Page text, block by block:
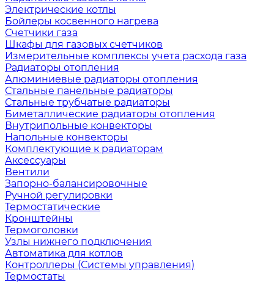
Электрические котлы
Бойлеры косвенного нагрева
Счетчики газа
Шкафы для газовых счетчиков
Измерительные комплексы учета расхода газа
Радиаторы отопления
Алюминиевые радиаторы отопления
Стальные панельные радиаторы
Стальные трубчатые радиаторы
Биметаллические радиаторы отопления
Внутрипольные конвекторы
Напольные конвекторы
Комплектующие к радиаторам
Аксессуары
Вентили
Запорно-балансировочные
Ручной регулировки
Термостатические
Кронштейны
Термоголовки
Узлы нижнего подключения
Автоматика для котлов
Контроллеры (Системы управления)
Термостаты